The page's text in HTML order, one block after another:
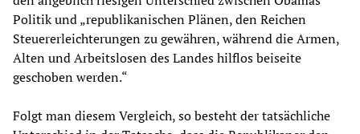
Politik und „republikanischen Plänen, den Reichen
Steuererleichterungen zu gewähren, während die Armen,
Alten und Arbeitslosen des Landes hilflos beiseite
geschoben werden.“
Folgt man diesem Vergleich, so besteht der tatsächliche